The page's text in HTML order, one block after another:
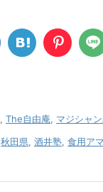
The自由庵 マジシャ
秋田県 酒井塾 食用ア